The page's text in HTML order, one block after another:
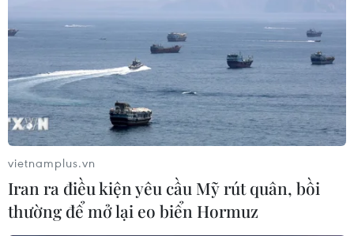
vietnamplus.vn
Iran ra điều kiện yêu cầu Mỹ rút quân, bồi
thường để mở lại eo biển Hormuz